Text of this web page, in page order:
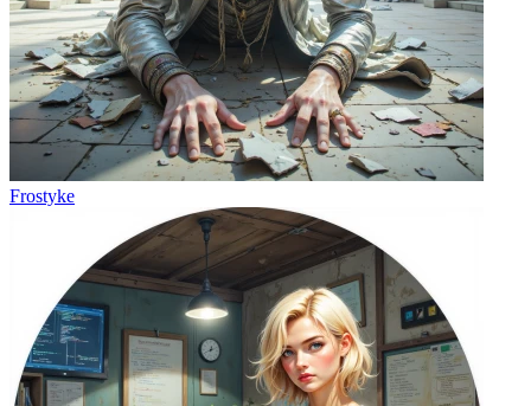
Frostyke